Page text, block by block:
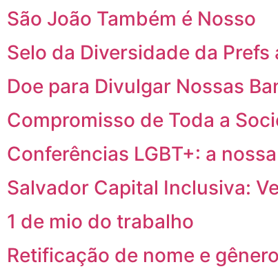
São João Também é Nosso
Selo da Diversidade da
Doe para Divulgar Nossas
Compromisso de Toda a
Conferências LGBT+: a
Salvador Capital Inclusiva:
1 de mio do trabalho
Retificação de nome e